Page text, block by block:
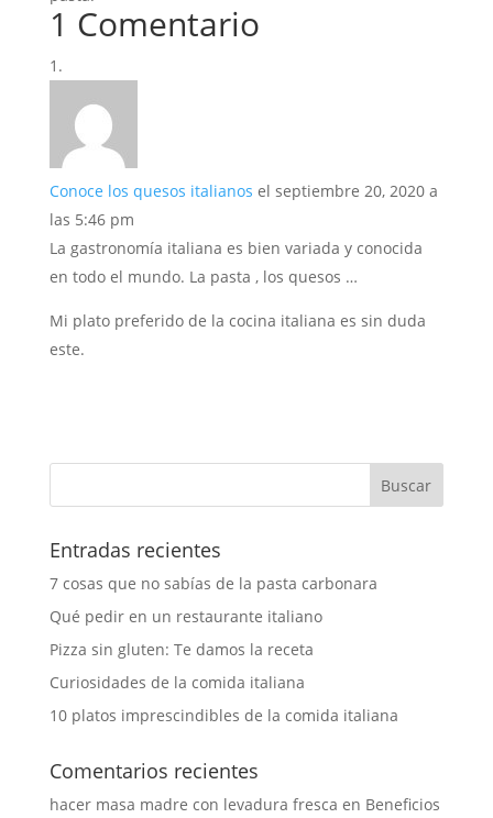
1 Comentario
Conoce los quesos italianos el septiembre 20, 2020 a
las 5:46 pm
La gastronomía italiana es bien variada y conocida
en todo el mundo. La pasta , los quesos …
Mi plato preferido de la cocina italiana es sin duda
este.
Entradas recientes
7 cosas que no sabías de la pasta carbonara
Qué pedir en un restaurante italiano
Pizza sin gluten: Te damos la receta
Curiosidades de la comida italiana
10 platos imprescindibles de la comida italiana
Comentarios recientes
hacer masa madre con levadura fresca en Beneficios